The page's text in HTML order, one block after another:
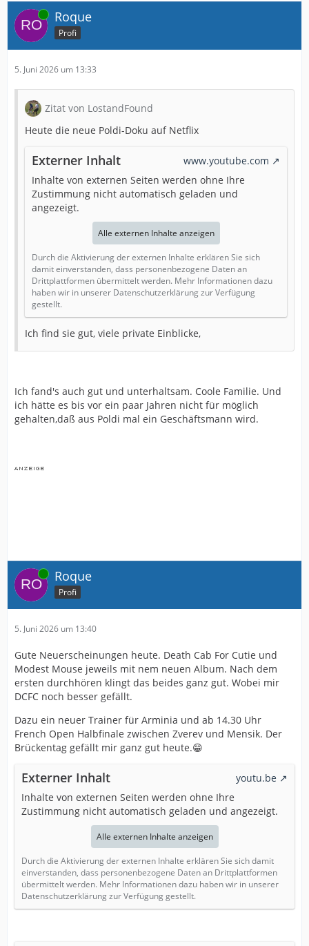
Online Roque
Profi
5. Juni 2026 um 13:33
Zitat von LostandFound
Heute die neue Poldi-Doku auf Netflix
Externer Inhalt
www.youtube.com
Inhalte von externen Seiten werden ohne Ihre
Zustimmung nicht automatisch geladen und
angezeigt.
Alle externen Inhalte anzeigen
Durch die Aktivierung der externen Inhalte erklären Sie sich
damit einverstanden, dass personenbezogene Daten an
Drittplattformen übermittelt werden. Mehr Informationen dazu
haben wir in unserer Datenschutzerklärung zur Verfügung
gestellt.
Ich find sie gut, viele private Einblicke,
Ich fand's auch gut und unterhaltsam. Coole Familie. Und
ich hätte es bis vor ein paar Jahren nicht für möglich
gehalten,daß aus Poldi mal ein Geschäftsmann wird.
Online Roque
Profi
5. Juni 2026 um 13:40
Gute Neuerscheinungen heute. Death Cab For Cutie und
Modest Mouse jeweils mit nem neuen Album. Nach dem
ersten durchhören klingt das beides ganz gut. Wobei mir
DCFC noch besser gefällt.
Dazu ein neuer Trainer für Arminia und ab 14.30 Uhr
French Open Halbfinale zwischen Zverev und Mensik. Der
Brückentag gefällt mir ganz gut heute.😁
Externer Inhalt
youtu.be
Inhalte von externen Seiten werden ohne Ihre
Zustimmung nicht automatisch geladen und angezeigt.
Alle externen Inhalte anzeigen
Durch die Aktivierung der externen Inhalte erklären Sie sich damit
einverstanden, dass personenbezogene Daten an Drittplattformen
übermittelt werden. Mehr Informationen dazu haben wir in unserer
Datenschutzerklärung zur Verfügung gestellt.